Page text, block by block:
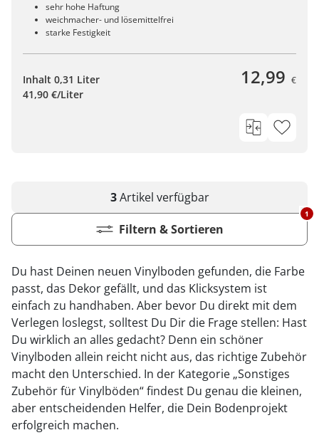
sehr hohe Haftung
weichmacher- und lösemittelfrei
starke Festigkeit
Inhalt 0,31 Liter
41,90 €/Liter
12,99 €
3Artikel verfügbar
Filtern & Sortieren
1
Du hast Deinen neuen Vinylboden gefunden, die Farbe
passt, das Dekor gefällt, und das Klicksystem ist
einfach zu handhaben. Aber bevor Du direkt mit dem
Verlegen loslegst, solltest Du Dir die Frage stellen: Hast
Du wirklich an alles gedacht? Denn ein schöner
Vinylboden allein reicht nicht aus, das richtige Zubehör
macht den Unterschied. In der Kategorie „Sonstiges
Zubehör für Vinylböden“ findest Du genau die kleinen,
aber entscheidenden Helfer, die Dein Bodenprojekt
erfolgreich machen.